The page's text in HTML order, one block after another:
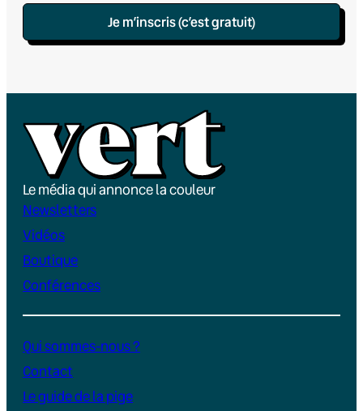
Je m’inscris (c’est gratuit)
Le média qui annonce la couleur
Newsletters
Vidéos
Boutique
Conférences
Qui sommes-nous ?
Contact
Le guide de la pige